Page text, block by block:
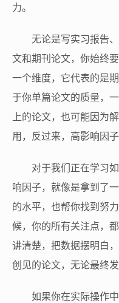
力。
无论是写实习报告
文和期刊论文，你始终
一个维度，它代表的是
于你单篇论文的质量，
上的论文，也可能因为
用，反过来，高影响因
对于我们正在学习
响因子，就像是拿到了
的水平，也帮你找到努
候，你的所有关注点，
讲清楚，把数据摆明白
创见的论文，无论最终
如果你在实际操作